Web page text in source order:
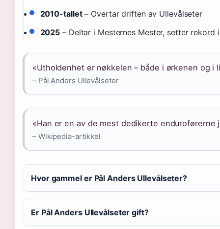
2010-tallet– Overtar driften av Ullevålseter
2025 – Deltar i Mesternes Mester, setter rekord
«Utholdenhet er nøkkelen – både i ørkenen og i
– Pål Anders Ullevålseter
«Han er en av de mest dedikerte enduroførerne
– Wikipedia-artikkel
Hvor gammel er Pål Anders Ullevålseter?
Er Pål Anders Ullevålseter gift?